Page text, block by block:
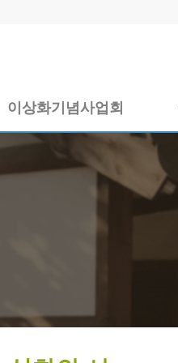
이상화기념사업회